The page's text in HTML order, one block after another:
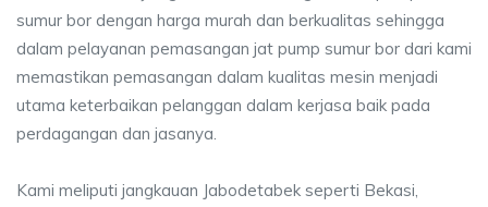
sumur bor dengan harga murah dan berkualitas sehingga
dalam pelayanan pemasangan jat pump sumur bor dari kami
memastikan pemasangan dalam kualitas mesin menjadi
utama keterbaikan pelanggan dalam kerjasa baik pada
perdagangan dan jasanya.
Kami meliputi jangkauan Jabodetabek seperti Bekasi,